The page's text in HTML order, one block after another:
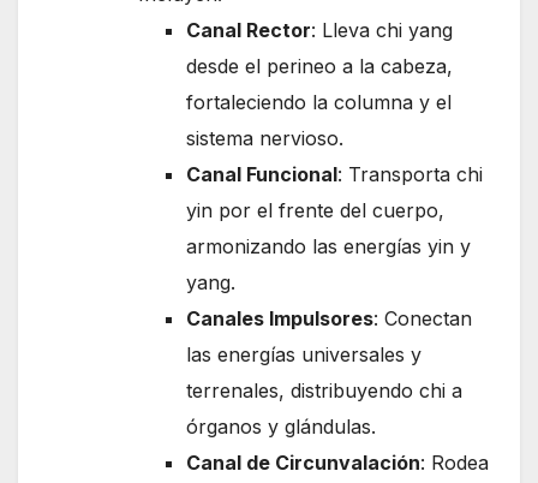
Canal Rector: Lleva chi yang
desde el perineo a la cabeza,
fortaleciendo la columna y el
sistema nervioso.
Canal Funcional: Transporta chi
yin por el frente del cuerpo,
armonizando las energías yin y
yang.
Canales Impulsores: Conectan
las energías universales y
terrenales, distribuyendo chi a
órganos y glándulas.
Canal de Circunvalación: Rodea